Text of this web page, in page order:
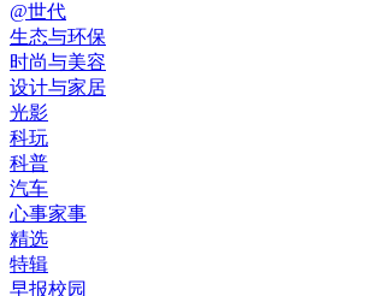
@世代
生态与环保
时尚与美容
设计与家居
光影
科玩
科普
汽车
心事家事
精选
特辑
早报校园